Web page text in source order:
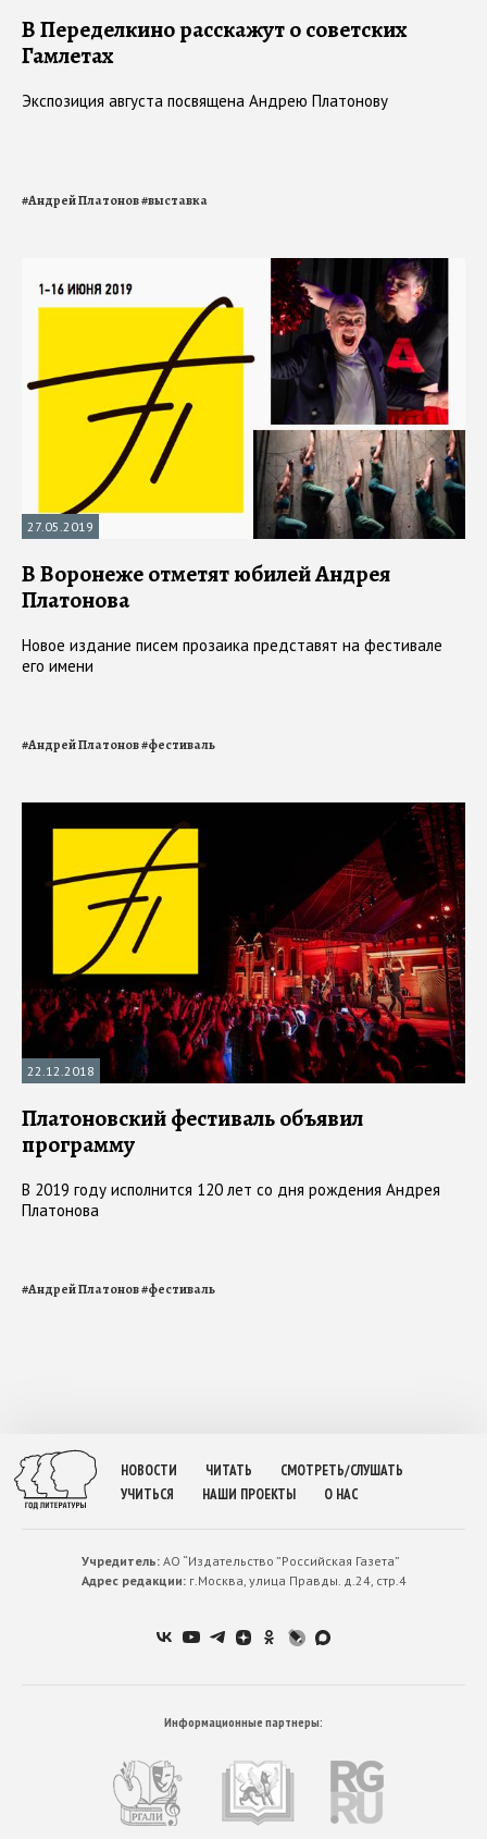
В Переделкино расскажут о советских
Гамлетах
Экспозиция августа посвящена Андрею Платонову
#Андрей Платонов#выставка
27.05.2019
В Воронеже отметят юбилей Андрея
Платонова
Новое издание писем прозаика представят на фестивале
его имени
#Андрей Платонов#фестиваль
22.12.2018
Платоновский фестиваль объявил
программу
В 2019 году исполнится 120 лет со дня рождения Андрея
Платонова
#Андрей Платонов#фестиваль
НОВОСТИ ЧИТАТЬ
СМОТРЕТЬ/СЛУШАТЬ
УЧИТЬСЯ
НАШИ ПРОЕКТЫ О НАС
Учредитель:АО “Издательство ”Российская Газета”
Адрес редакции:г.Москва, улица Правды. д.24, стр.4
Информационные партнеры: